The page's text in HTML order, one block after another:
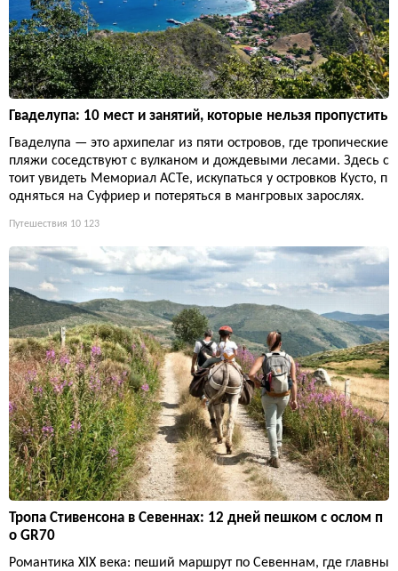
Гваделупа: 10 мест и занятий, которые нельзя пропустить
Гваделупа — это архипелаг из пяти островов, где тропические
пляжи соседствуют с вулканом и дождевыми лесами. Здесь с
тоит увидеть Мемориал ACTe, искупаться у островков Кусто, п
одняться на Суфриер и потеряться в мангровых зарослях.
Путешествия 10 123
Тропа Стивенсона в Севеннах: 12 дней пешком с ослом п
о GR70
Романтика XIX века: пеший маршрут по Севеннам, где главны